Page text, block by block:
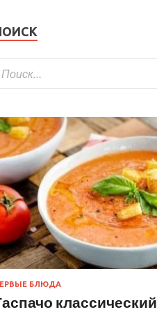
БЛЮДА
классический